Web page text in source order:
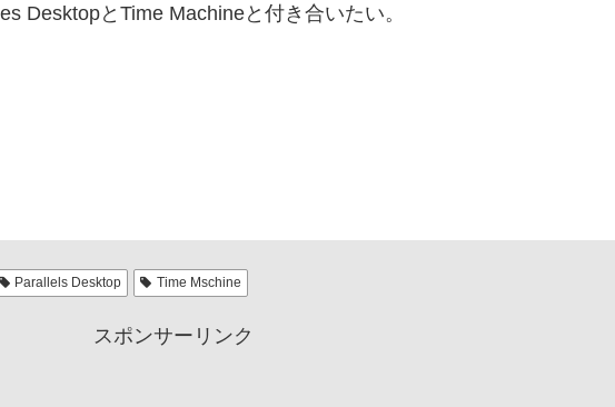
DesktopとTime Machineと付き合いたい。
Parallels Desktop Time Mschine
スポンサーリンク